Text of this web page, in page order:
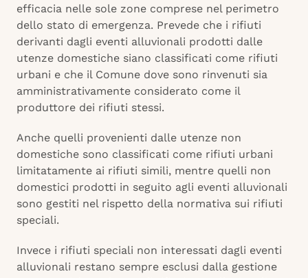
efficacia nelle sole zone comprese nel perimetro
dello stato di emergenza. Prevede che i rifiuti
derivanti dagli eventi alluvionali prodotti dalle
utenze domestiche siano classificati come rifiuti
urbani e che il Comune dove sono rinvenuti sia
amministrativamente considerato come il
produttore dei rifiuti stessi.
Anche quelli provenienti dalle utenze non
domestiche sono classificati come rifiuti urbani
limitatamente ai rifiuti simili, mentre quelli non
domestici prodotti in seguito agli eventi alluvionali
sono gestiti nel rispetto della normativa sui rifiuti
speciali.
Invece i rifiuti speciali non interessati dagli eventi
alluvionali restano sempre esclusi dalla gestione